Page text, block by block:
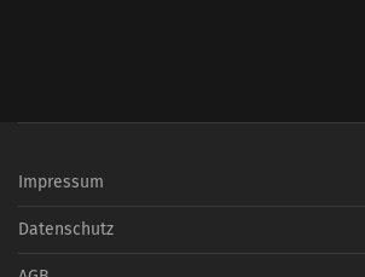
Impressum
Datenschutz